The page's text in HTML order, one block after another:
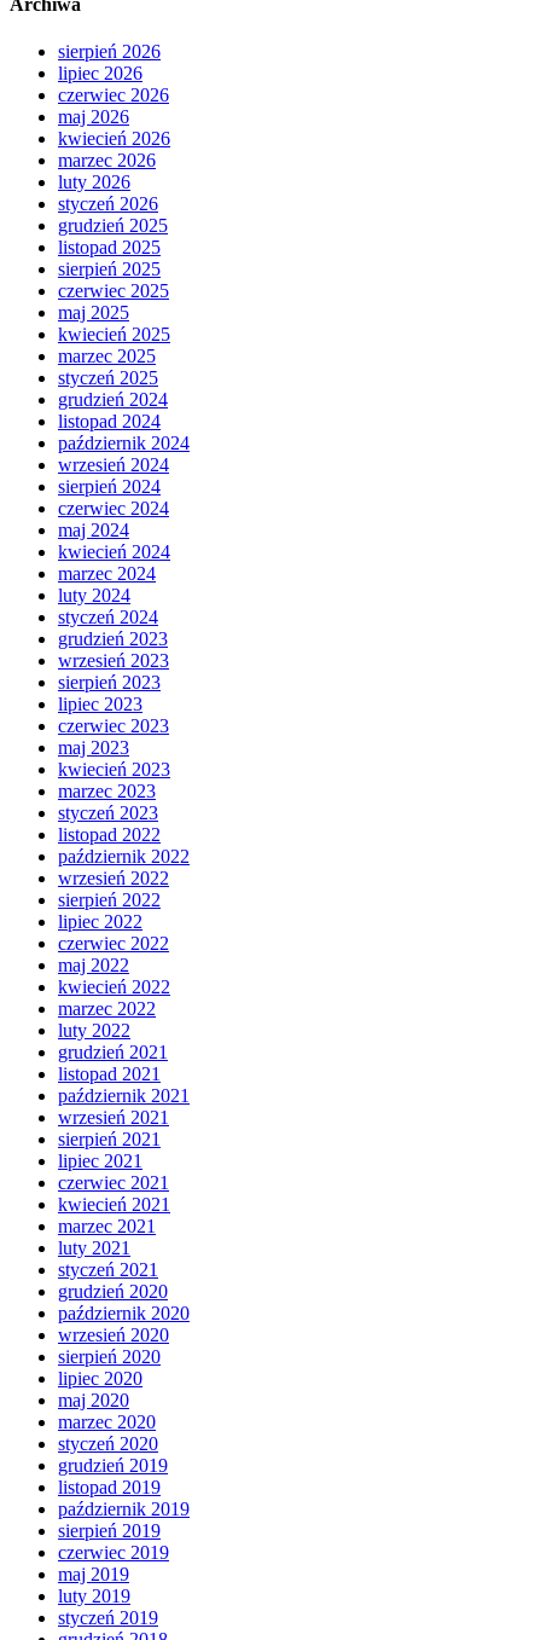
Archiwa
sierpień 2026
lipiec 2026
czerwiec 2026
maj 2026
kwiecień 2026
marzec 2026
luty 2026
styczeń 2026
grudzień 2025
listopad 2025
sierpień 2025
czerwiec 2025
maj 2025
kwiecień 2025
marzec 2025
styczeń 2025
grudzień 2024
listopad 2024
październik 2024
wrzesień 2024
sierpień 2024
czerwiec 2024
maj 2024
kwiecień 2024
marzec 2024
luty 2024
styczeń 2024
grudzień 2023
wrzesień 2023
sierpień 2023
lipiec 2023
czerwiec 2023
maj 2023
kwiecień 2023
marzec 2023
styczeń 2023
listopad 2022
październik 2022
wrzesień 2022
sierpień 2022
lipiec 2022
czerwiec 2022
maj 2022
kwiecień 2022
marzec 2022
luty 2022
grudzień 2021
listopad 2021
październik 2021
wrzesień 2021
sierpień 2021
lipiec 2021
czerwiec 2021
kwiecień 2021
marzec 2021
luty 2021
styczeń 2021
grudzień 2020
październik 2020
wrzesień 2020
sierpień 2020
lipiec 2020
maj 2020
marzec 2020
styczeń 2020
grudzień 2019
listopad 2019
październik 2019
sierpień 2019
czerwiec 2019
maj 2019
luty 2019
styczeń 2019